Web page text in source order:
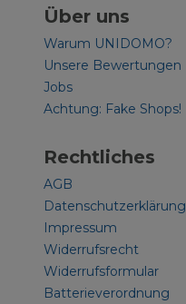
Über uns
Warum UNIDOMO?
Unsere Bewertungen
Jobs
Achtung: Fake Shops!
Rechtliches
AGB
Datenschutzerklärung
Impressum
Widerrufsrecht
Widerrufsformular
Batterieverordnung